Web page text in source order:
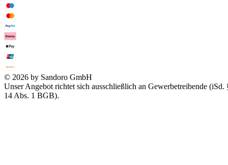
© 2026 by Sandoro GmbH
Unser Angebot richtet sich ausschließlich an Gewerbetreibende (iSd.
14 Abs. 1 BGB).